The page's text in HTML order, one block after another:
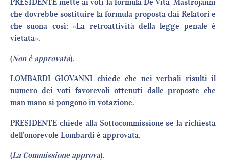
che dovrebbe sostituire la formula proposta dai Relatori e
che suona così: «La retroattività della legge penale è
vietata».
(Non è approvata).
LOMBARDI GIOVANNI chiede che nei verbali risulti il
numero dei voti favorevoli ottenuti dalle proposte che
man mano si pongono in votazione.
PRESIDENTE chiede alla Sottocommissione se la richiesta
dell’onorevole Lombardi è approvata.
(La Commissione approva).